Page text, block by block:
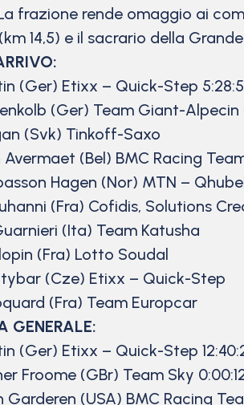
frazione rende omaggio ai
14,5) e il sacrario della
(Ger) Etixx – Quick-Step
(Ger) Team Giant-Alpecin
(Svk) Tinkoff-Saxo
Avermaet (Bel) BMC Racing
Hagen (Nor) MTN –
(Fra) Cofidis, Solutions
(Ita) Team Katusha
(Fra) Lotto Soudal
(Cze) Etixx – Quick-Step
(Fra) Team Europcar
GENERALE:
(Ger) Etixx – Quick-Step
Froome (GBr) Team Sky
Garderen (USA) BMC Racing